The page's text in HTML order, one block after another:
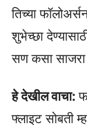
तिच्या
शुभेच्छा
सण कसा
हे देखील वाचा:
फ्लाइट सोबती